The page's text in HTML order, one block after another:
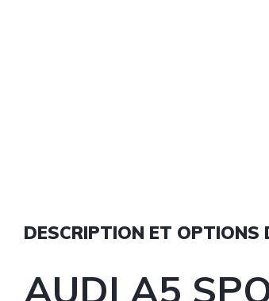
DESCRIPTION ET OPTIONS
AUDI A5